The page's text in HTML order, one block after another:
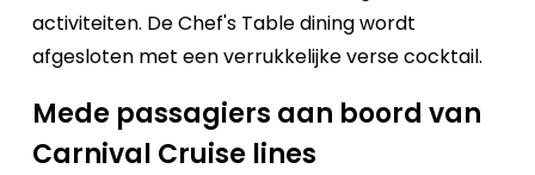
activiteiten. De Chef's Table dining wordt
afgesloten met een verrukkelijke verse cocktail.
Mede passagiers aan boord van
Carnival Cruise lines